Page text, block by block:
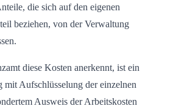
die sich auf den eigenen
beziehen, von der Verwaltung
diese Kosten anerkennt, ist ein
mit Aufschlüsselung der einzelnen
Ausweis der Arbeitskosten